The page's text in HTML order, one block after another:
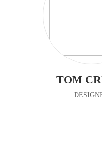
TOM